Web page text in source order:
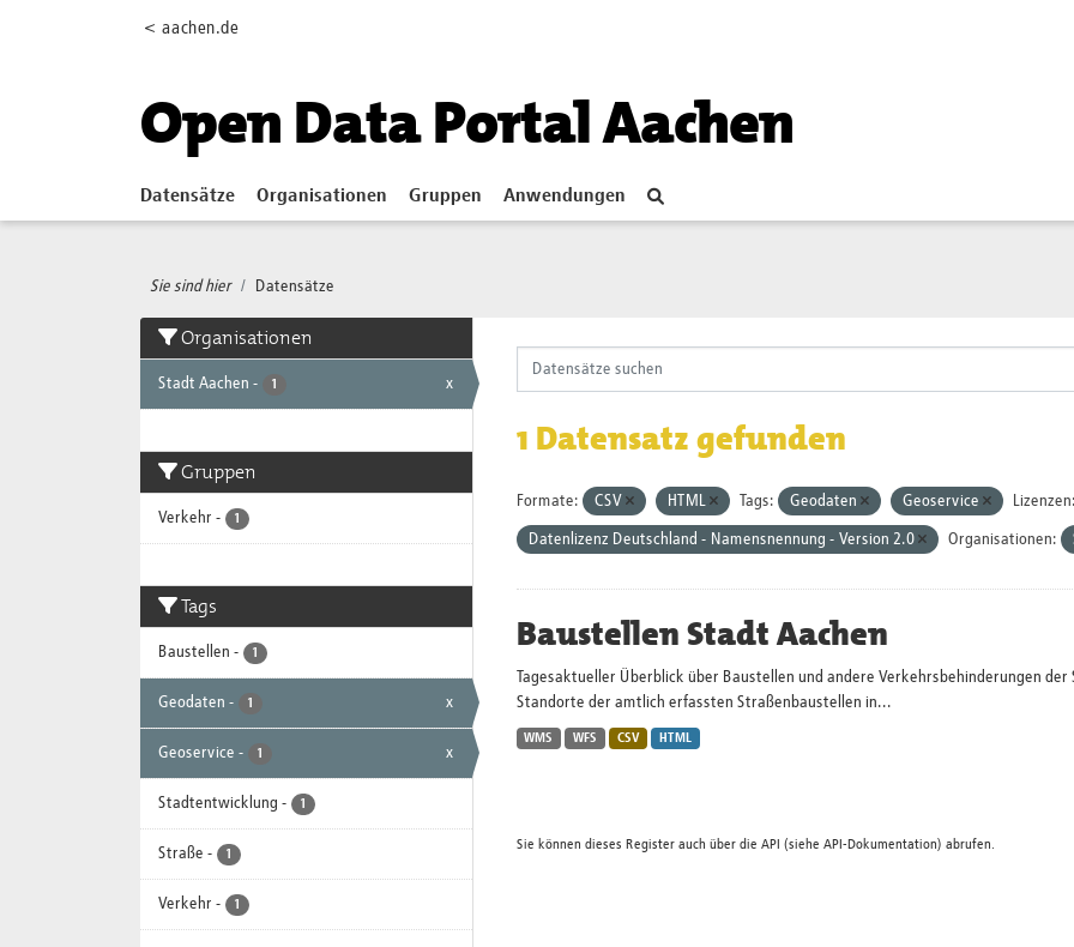
< aachen.de
Open Data Portal Aachen
Datensätze Organisationen Gruppen Anwendungen
Sie sind hier Datensätze
Organisationen
Stadt Aachen - 1 x
Gruppen
Verkehr - 1
Tags
Baustellen - 1
Geodaten - 1 x
Geoservice - 1 x
Stadtentwicklung - 1
Straße - 1
Verkehr - 1
1 Datensatz gefunden
Formate: CSV HTML Tags: Geodaten Geoservice
Datenlizenz Deutschland - Namensnennung - Version 2.0 Organisationen:
Baustellen Stadt Aachen
Tagesaktueller Überblick über Baustellen und andere Verkehrsbehinderungen
Standorte der amtlich erfassten Straßenbaustellen in...
WMS WFS CSV HTML
Sie können dieses Register auch über die API (siehe API-Dokumentation) abrufen.